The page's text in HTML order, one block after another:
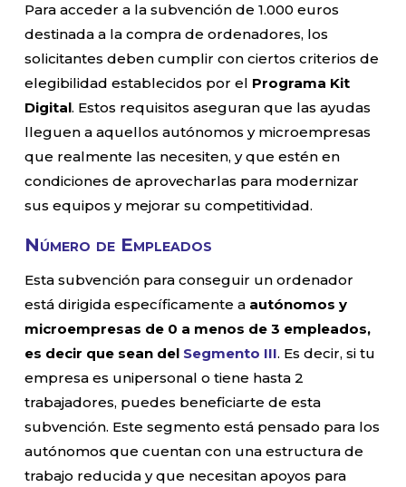
Para acceder a la subvención de 1.000 euros
destinada a la compra de ordenadores, los
solicitantes deben cumplir con ciertos criterios de
elegibilidad establecidos por el Programa Kit
Digital. Estos requisitos aseguran que las ayudas
lleguen a aquellos autónomos y microempresas
que realmente las necesiten, y que estén en
condiciones de aprovecharlas para modernizar
sus equipos y mejorar su competitividad.
Número de Empleados
Esta subvención para conseguir un ordenador
está dirigida específicamente a autónomos y
microempresas de 0 a menos de 3 empleados,
es decir que sean del Segmento III. Es decir, si tu
empresa es unipersonal o tiene hasta 2
trabajadores, puedes beneficiarte de esta
subvención. Este segmento está pensado para los
autónomos que cuentan con una estructura de
trabajo reducida y que necesitan apoyos para